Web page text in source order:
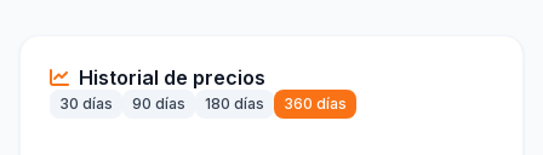
Historial de precios
30 días 90 días 180 días 360 días